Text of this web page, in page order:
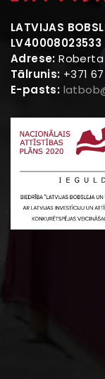
LATVIJAS
LV40008023533
Adrese:Roberta
Tālrunis: +371
E-pasts: